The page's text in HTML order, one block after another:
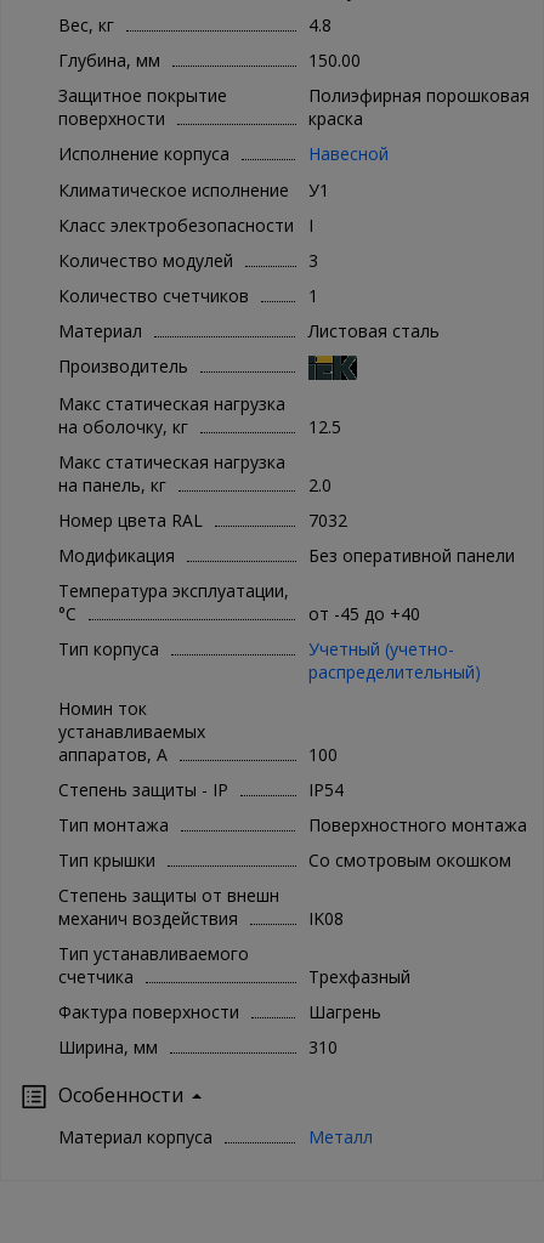
Вес, кг
4.8
Глубина, мм
150.00
Защитное покрытие
поверхности
Полиэфирная порошковая
краска
Исполнение корпуса
Навесной
Климатическое исполнение
У1
Класс электробезопасности
I
Количество модулей
3
Количество счетчиков
1
Материал
Листовая сталь
Производитель
Макс статическая нагрузка
на оболочку, кг
12.5
Макс статическая нагрузка
на панель, кг
2.0
Номер цвета RAL
7032
Модификация
Без оперативной панели
Температура эксплуатации,
°C
от -45 до +40
Тип корпуса
Учетный (учетно-
распределительный)
Номин ток
устанавливаемых
аппаратов, А
100
Степень защиты - IP
IP54
Тип монтажа
Поверхностного монтажа
Тип крышки
Со смотровым окошком
Степень защиты от внешн
механич воздействия
IK08
Тип устанавливаемого
счетчика
Трехфазный
Фактура поверхности
Шагрень
Ширина, мм
310
Особенности
Материал корпуса Металл